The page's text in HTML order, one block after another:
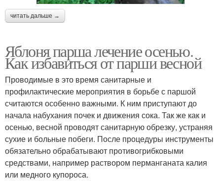
читать дальше →
Яблоня парша лечение осенью.
Как избавиться от парши весной
Проводимые в это время санитарные и
профилактические мероприятия в борьбе с паршой
считаются особенно важными. К ним приступают до
начала набухания почек и движения сока. Так же как и
осенью, весной проводят санитарную обрезку, устраняя
сухие и больные побеги. После процедуры инструменты
обязательно обрабатывают противогрибковыми
средствами, например раствором перманганата калия
или медного купороса.